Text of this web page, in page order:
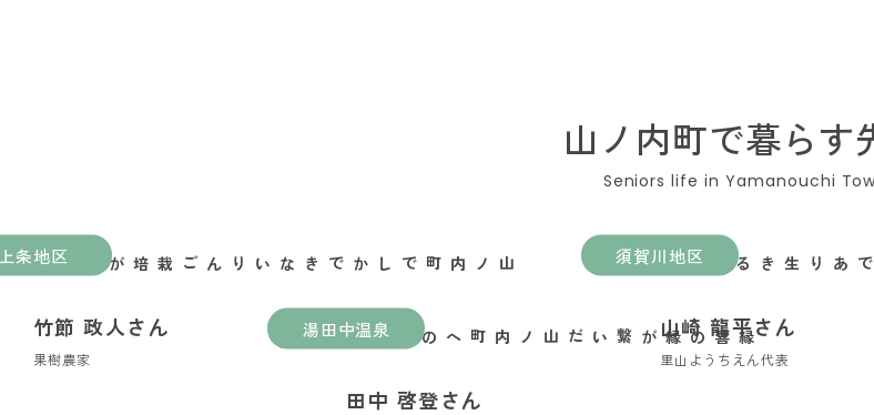
山ノ内町で暮らす
条地区
山ノ内町でしかできないりんご栽培がある
竹節 政人さん
果樹農家
湯田中温泉
縁喜の縁が繋いだ山ノ内町への移住
田中 啓登さん
須賀川地区
遊ぶことは学びであり生きること
山崎 龍平さん
里山ようちえん代表